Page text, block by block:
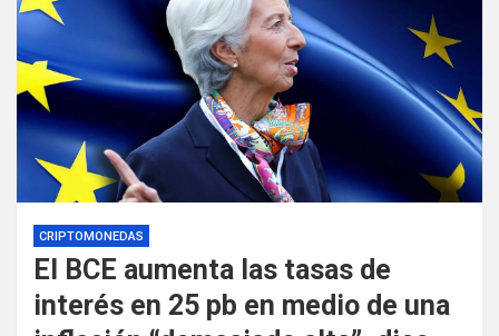
CRIPTOMONEDAS
El BCE aumenta las tasas de
interés en 25 pb en medio de una